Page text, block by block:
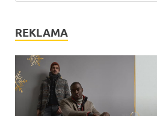
REKLAMA